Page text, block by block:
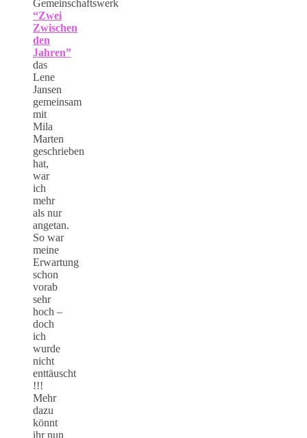
Gemeinschaftswerk
“Zwei
Zwischen
den
Jahren”
das
Lene
Jansen
gemeinsam
mit
Mila
Marten
geschrieben
hat,
war
ich
mehr
als nur
angetan.
So war
meine
Erwartung
schon
vorab
sehr
hoch –
doch
ich
wurde
nicht
enttäuscht
!!!
Mehr
dazu
könnt
ihr nun